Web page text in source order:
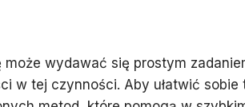
może wydawać się prostym
w tej czynności. Aby ułatwić sobie